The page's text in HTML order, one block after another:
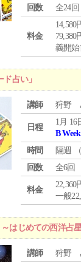
回数
全24回
料金
義開始
占い」
講師 狩野
日程
1月 16
B Week
時間
隔週 （
回数
全6回
料金
22,360
一般
はじめての西洋占
講師 狩野